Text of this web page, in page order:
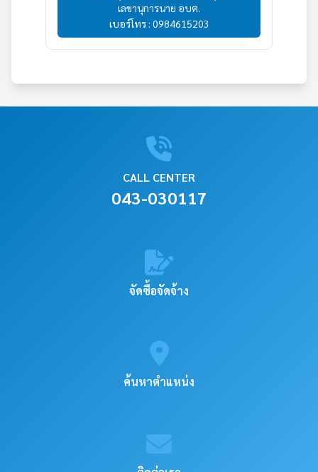
เลขานุการนาย อบต.
เบอร์โทร : 0984615203
CALL CENTER
043-030117
จัดซื้อจัดจ้าง
ค้นหาตำแหน่ง